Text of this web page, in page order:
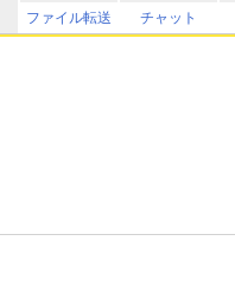
ファイル転送 チャット